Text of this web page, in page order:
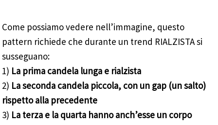
Come possiamo vedere nell’immagine, questo
pattern richiede che durante un trend RIALZISTA si
susseguano:
1) La prima candela lunga e rialzista
2) La seconda candela piccola, con un gap (un salto)
rispetto alla precedente
3) La terza e la quarta hanno anch’esse un corpo